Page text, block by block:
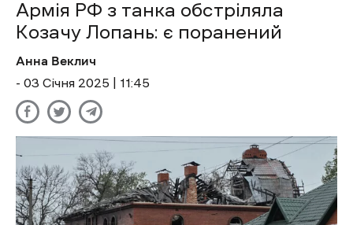
Армія РФ з танка обстріляла
Козачу Лопань: є поранений
Анна Веклич
- 03 Січня 2025 | 11:45